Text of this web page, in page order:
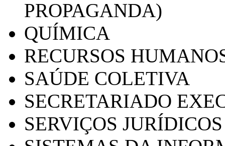
PROPAGANDA)
QUÍMICA
RECURSOS
SAÚDE COLETIVA
SECRETARIADO
SERVIÇOS